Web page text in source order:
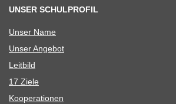
UNSER SCHULPROFIL
Unser Name
Unser Ange­bot
Leit­bild
17 Ziele
Koope­ra­tio­nen